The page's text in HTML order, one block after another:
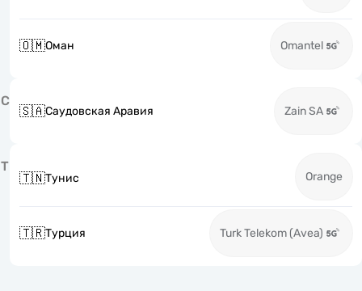
🇴🇲Оман Omantel
С
🇸🇦Саудовская Аравия Zain SA
Т
🇹🇳Тунис Orange
🇹🇷Турция Turk Telekom (Avea)